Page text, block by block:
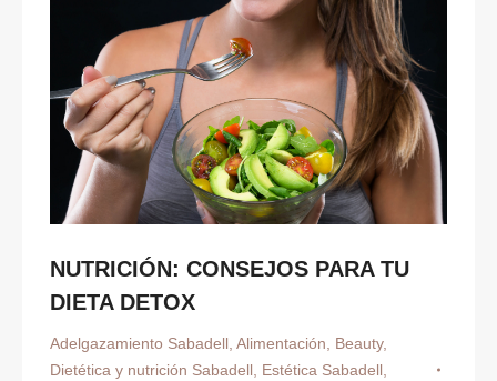
NUTRICIÓN: CONSEJOS PARA TU
DIETA DETOX
Adelgazamiento Sabadell Alimentación Beauty,
Dietética y nutrición Sabadell Estética Sabadell